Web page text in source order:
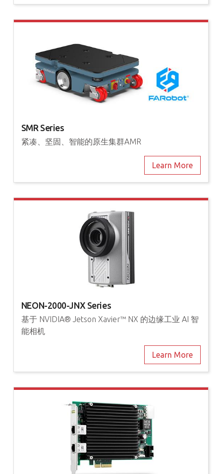
SMR Series
紧凑、坚固、智能的原生集群AMR
Learn More
NEON-2000-JNX Series
基于 NVIDIA® Jetson Xavier™ NX 的边缘工业 AI 智
能相机
Learn More